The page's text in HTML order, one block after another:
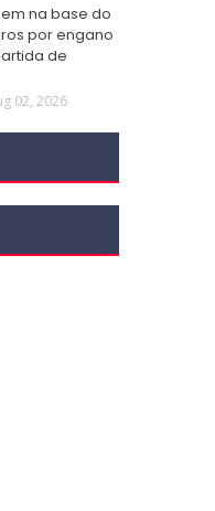
na base do
por engano
de
02, 2026